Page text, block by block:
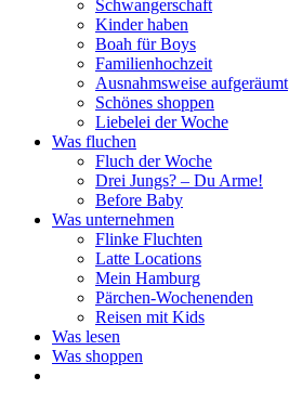
Schwangerschaft
Kinder haben
Boah für Boys
Familienhochzeit
Ausnahmsweise aufgeräumt
Schönes shoppen
Liebelei der Woche
Was fluchen
Fluch der Woche
Drei Jungs? – Du Arme!
Before Baby
Was unternehmen
Flinke Fluchten
Latte Locations
Mein Hamburg
Pärchen-Wochenenden
Reisen mit Kids
Was lesen
Was shoppen